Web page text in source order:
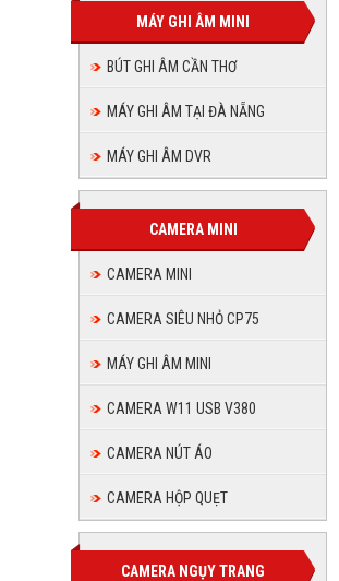
MÁY GHI ÂM MINI
BÚT GHI ÂM CẦN THƠ
MÁY GHI ÂM TẠI ĐÀ NẴNG
MÁY GHI ÂM DVR
CAMERA MINI
CAMERA MINI
CAMERA SIÊU NHỎ CP75
MÁY GHI ÂM MINI
CAMERA W11 USB V380
CAMERA NÚT ÁO
CAMERA HỘP QUẸT
CAMERA NGỤY TRANG